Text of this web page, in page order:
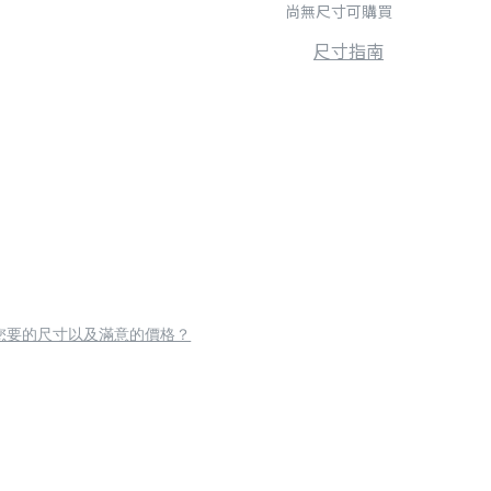
尚無尺寸可購買
尺寸指南
要的尺寸以及滿意的價格？